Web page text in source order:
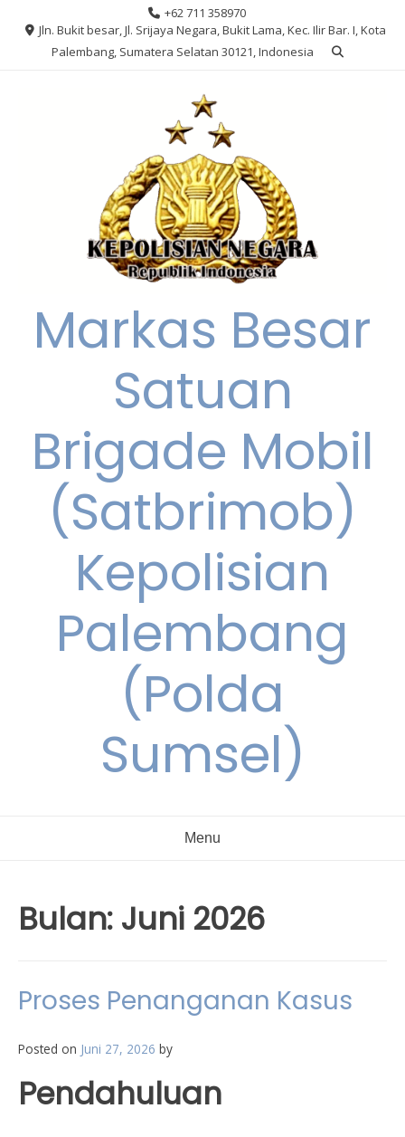
+62 711 358970
Jln. Bukit besar, Jl. Srijaya Negara, Bukit Lama, Kec. Ilir Bar. I, Kota
Palembang, Sumatera Selatan 30121, Indonesia
Markas Besar
Satuan
Brigade Mobil
(Satbrimob)
Kepolisian
Palembang
(Polda
Sumsel)
Menu
Bulan: Juni 2026
Proses Penanganan Kasus
Posted on Juni 27, 2026 by
Pendahuluan